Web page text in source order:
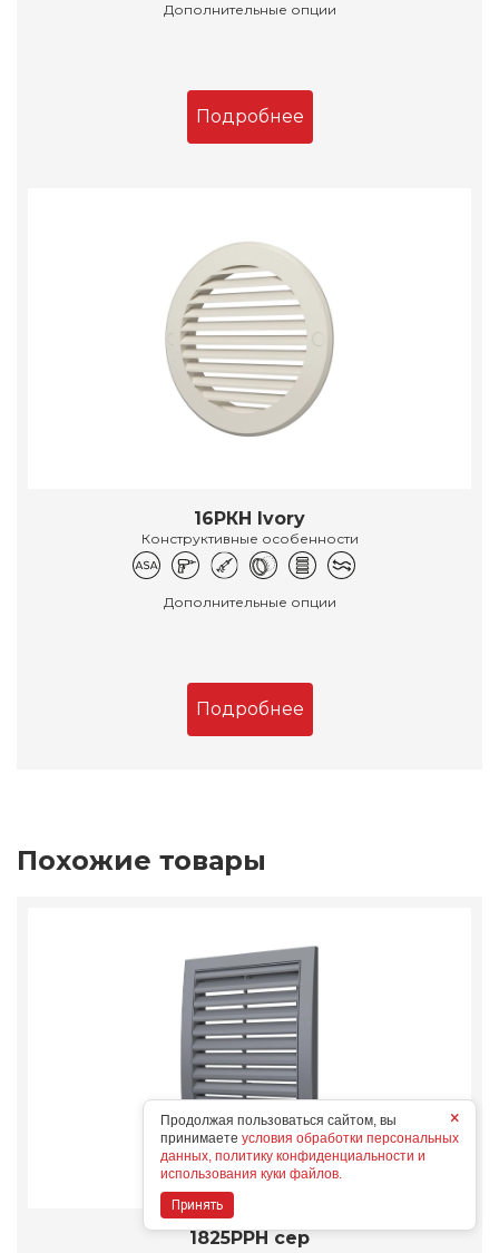
Дополнительные опции
Подробнее
16РКН Ivory
Конструктивные особенности
Дополнительные опции
Подробнее
Похожие товары
1825РРН сер
×
Продолжая пользоваться сайтом, вы
принимаете условия обработки персональных
данных, политику конфиденциальности и
использования куки файлов.
Принять